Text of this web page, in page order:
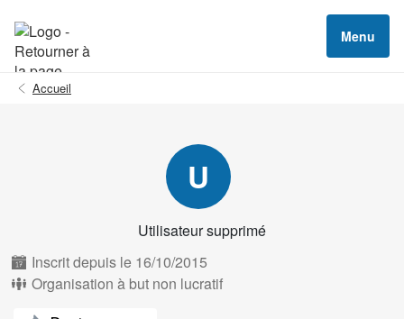
Menu
Accueil
U
Utilisateur supprimé
Inscrit depuis le 16/10/2015
Organisation à but non lucratif